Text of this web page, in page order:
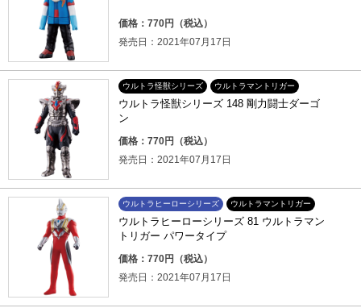
価格：770円（税込）
発売日：2021年07月17日
ウルトラ怪獣シリーズ ウルトラマントリガー
ウルトラ怪獣シリーズ 148 剛力闘士ダーゴ
ン
価格：770円（税込）
発売日：2021年07月17日
ウルトラヒーローシリーズ ウルトラマントリガー
ウルトラヒーローシリーズ 81 ウルトラマン
トリガー パワータイプ
価格：770円（税込）
発売日：2021年07月17日